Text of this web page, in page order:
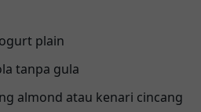
plain
tanpa gula
almond atau kenari cincang